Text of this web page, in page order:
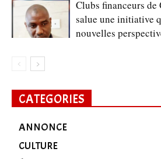
Clubs financeurs
salue une initiative
nouvelles
CATEGORIES
ANNONCE
CULTURE